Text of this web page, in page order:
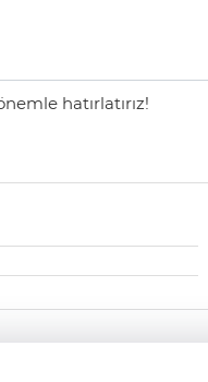
hatırlatırız!